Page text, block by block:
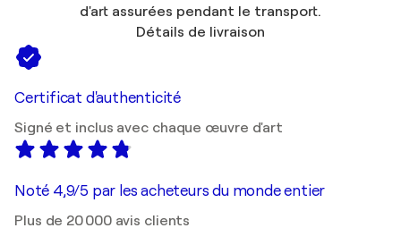
d'art assurées pendant le transport.
Détails de livraison
Certificat d'authenticité
Signé et inclus avec chaque œuvre d'art
Noté 4,9/5 par les acheteurs du monde entier
Plus de 20 000 avis clients